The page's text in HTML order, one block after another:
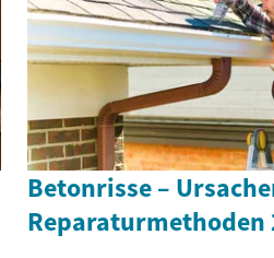
Betonrisse –
Reparaturmethoden